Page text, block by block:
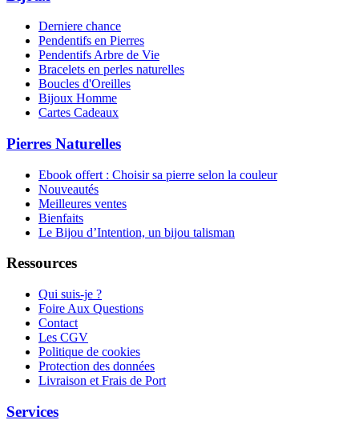
Derniere chance
Pendentifs en Pierres
Pendentifs Arbre de Vie
Bracelets en perles naturelles
Boucles d'Oreilles
Bijoux Homme
Cartes Cadeaux
Pierres Naturelles
Ebook offert : Choisir sa pierre selon la couleur
Nouveautés
Meilleures ventes
Bienfaits
Le Bijou d’Intention, un bijou talisman
Ressources
Qui suis-je ?
Foire Aux Questions
Contact
Les CGV
Politique de cookies
Protection des données
Livraison et Frais de Port
Services